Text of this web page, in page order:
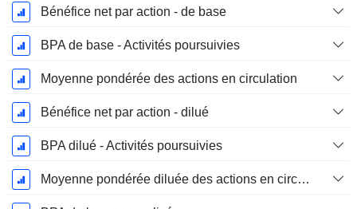
Bénéfice net par action - de base
BPA de base - Activités poursuivies
Moyenne pondérée des actions en circulation
Bénéfice net par action - dilué
BPA dilué - Activités poursuivies
Moyenne pondérée diluée des actions en circulation